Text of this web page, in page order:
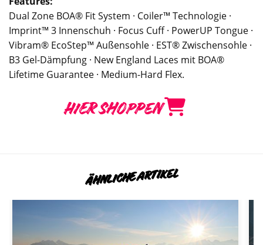
Dual Zone BOA® Fit System · Coiler™ Technologie ·
Imprint™ 3 Innenschuh · Focus Cuff · PowerUP Tongue ·
Vibram® EcoStep™ Außensohle · EST® Zwischensohle ·
B3 Gel-Dämpfung · New England Laces mit BOA®
Lifetime Guarantee · Medium-Hard Flex.
HIER SHOPPEN
ÄHNLICHE ARTIKEL